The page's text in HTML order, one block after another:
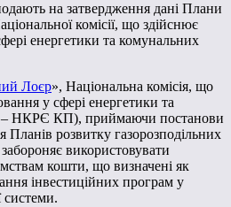
на затвердження дані Плани
комісії, що здійснює
енергетики та комунальних
Лоєр», Національна комісія, що
у сфері енергетики та
– НКРЄ КП), приймаючи постанови
розвитку газорозподільних
використовувати
кошти, що визначені як
інвестиційних програм у
системи.